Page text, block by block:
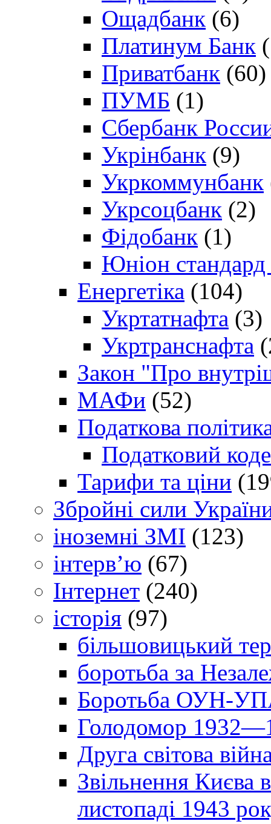
Ощадбанк (6)
Платинум Банк
Приватбанк (60)
ПУМБ (1)
Сбербанк
Укрінбанк (9)
Укркоммунбанк
Укрсоцбанк (2)
Фідобанк (1)
Юніон стандард
Енергетіка (104)
Укртатнафта (3)
Укртранснафта
Закон "Про
МАФи (52)
Податкова
Податковий
Тарифи та ціни
Збройні сили
іноземні ЗМІ (123)
інтерв’ю (67)
Інтернет (240)
історія (97)
більшовицький
боротьба за
Боротьба ОУН-УПА
Голодомор
Друга світова
Звільнення Києва
листопаді 1943